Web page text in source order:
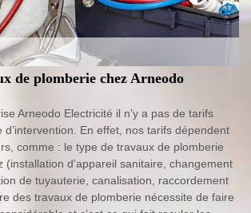
de plomberie chez Arneodo
Arneodo Electricité il n’y a pas de tarifs
En effet, nos tarifs dépendent
comme : le type de travaux de plomberie
(installation d’appareil sanitaire, changement
de tuyauterie, canalisation, raccordement
des travaux de plomberie nécessite de faire